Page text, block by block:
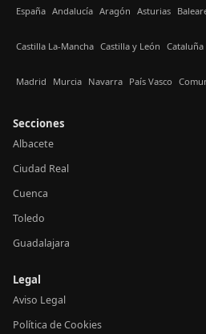
España Andalucía Aragón Asturias
Castilla La-Mancha Castilla y León Cataluña
Madrid Murcia Navarra País Vasco
Secciones
Albacete
Ciudad Real
Cuenca
Toledo
Guadalajara
Legal
Aviso Legal
Política de Cookies